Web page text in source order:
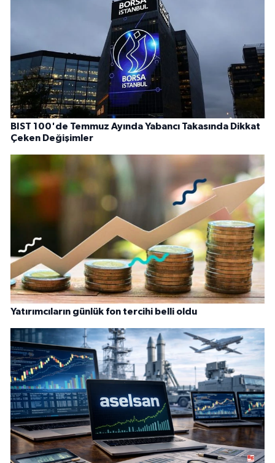
BIST 100'de Temmuz Ayında Yabancı Takasında Dikkat
Çeken Değişimler
Yatırımcıların günlük fon tercihi belli oldu